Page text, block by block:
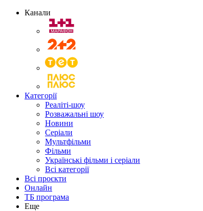
Канали
Категорії
Реаліті-шоу
Розважальні шоу
Новини
Серіали
Мультфільми
Фільми
Українські фільми і серіали
Всі категорії
Всі проєкти
Онлайн
ТБ програма
Еще